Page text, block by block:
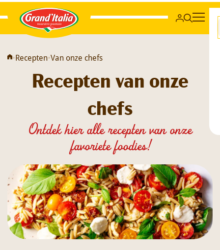
Grand'Italia
•Recepten•Van onze chefs
Recepten van onze
chefs
Ontdek hier alle recepten van onze
favoriete foodies!